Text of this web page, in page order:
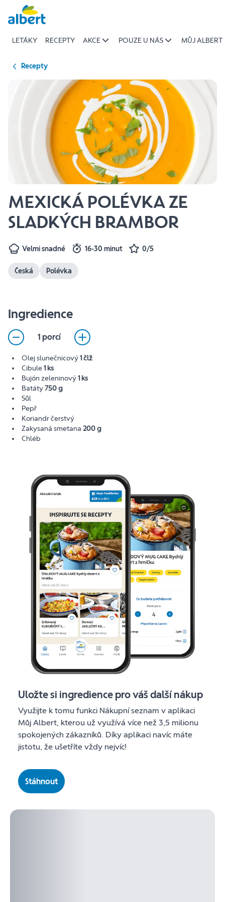
Přeskočit
LETÁKY RECEPTY AKCE POUZE U NÁS MŮJ ALBERT
Recepty
MEXICKÁ POLÉVKA ZE
SLADKÝCH BRAMBOR
Velmi snadné 16-30 minut 0/5
Česká Polévka
Ingredience
1 porcí
Olej slunečnicový1 člž
Cibule1 ks
Bujón zeleninový1 ks
Batáty750 g
Sůl
Pepř
Koriandr čerstvý
Zakysaná smetana 200 g
Chléb
Uložte si ingredience pro váš další nákup
Využijte k tomu funkci Nákupní seznam v aplikaci
Můj Albert, kterou už využívá více než 3,5 milionu
spokojených zákazníků. Díky aplikaci navíc máte
jistotu, že ušetříte vždy nejvíc!
Stáhnout